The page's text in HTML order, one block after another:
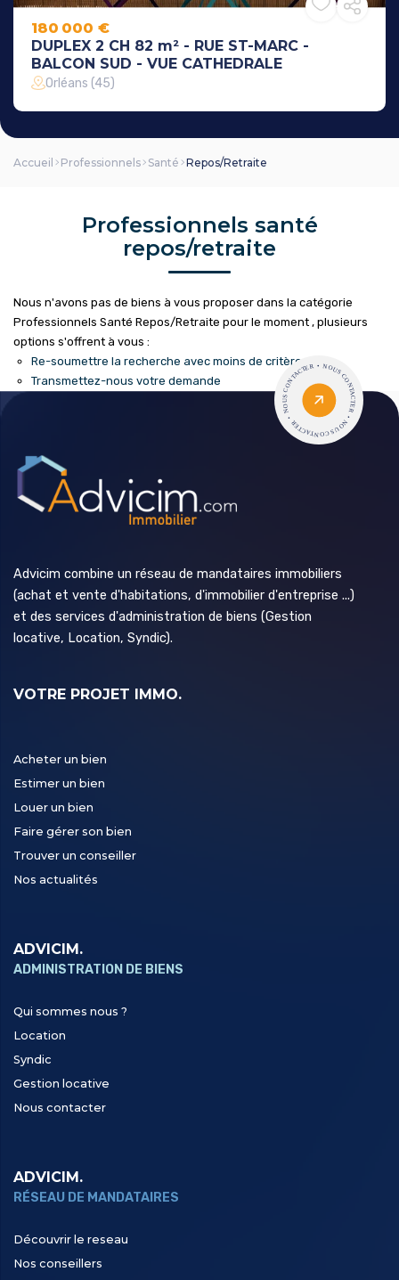
DUPLEX 2 CH 82 m² - RUE ST-MARC -
BALCON SUD - VUE CATHEDRALE
180 000 €
Orléans (45)
Accueil Professionnels Santé Repos/Retraite
Professionnels santé
repos/retraite
Nous n'avons pas de biens à vous proposer dans la catégorie
Professionnels Santé Repos/Retraite pour le moment , plusieurs
options s'offrent à vous :
Re-soumettre la recherche avec moins de critères.
Transmettez-nous votre demande
Advicim combine un réseau de mandataires immobiliers
(achat et vente d'habitations, d'immobilier d'entreprise ...)
et des services d'administration de biens (Gestion
locative, Location, Syndic).
VOTRE PROJET IMMO.
Acheter un bien
Estimer un bien
Louer un bien
Faire gérer son bien
Trouver un conseiller
Nos actualités
ADVICIM.
ADMINISTRATION DE BIENS
Qui sommes nous ?
Location
Syndic
Gestion locative
Nous contacter
ADVICIM.
RÉSEAU DE MANDATAIRES
Découvrir le reseau
Nos conseillers